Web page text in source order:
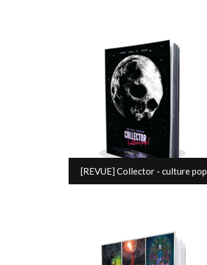
[REVUE] Collector - culture pop